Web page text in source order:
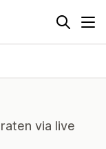
via live